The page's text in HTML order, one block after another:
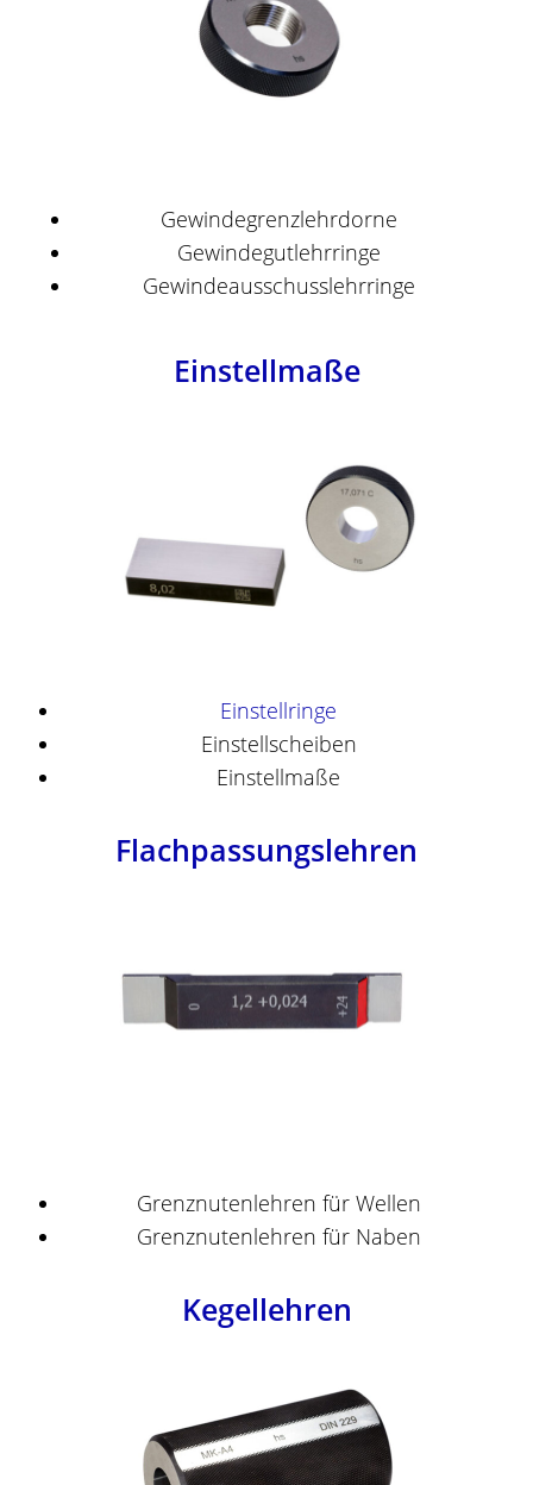
Gewindegrenzlehrdorne
Gewindegutlehrringe
Gewindeausschusslehrringe
Einstellmaße
Einstellringe
Einstellscheiben
Einstellmaße
Flachpassungslehren
Grenznutenlehren für Wellen
Grenznutenlehren für Naben
Kegellehren